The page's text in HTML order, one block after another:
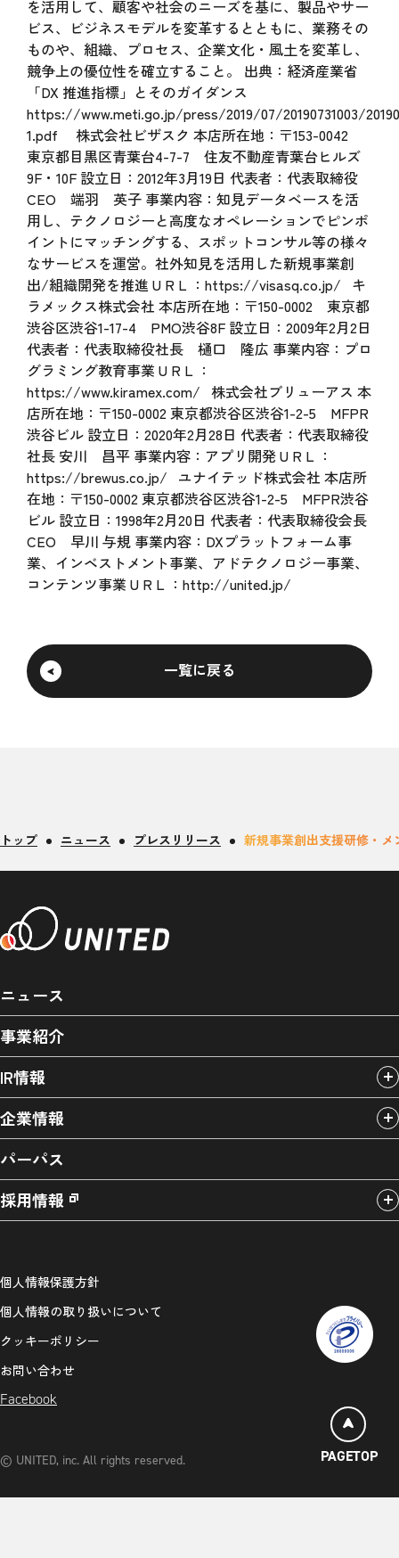
を活用して、顧客や社会のニーズを基に、製品やサー
ビス、ビジネスモデルを変革するとともに、業務その
ものや、組織、プロセス、企業文化・風土を変革し、
競争上の優位性を確立すること。 出典：経済産業省
「DX 推進指標」とそのガイダンス
https://www.meti.go.jp/press/2019/07/20190731003/
1.pdf 株式会社ビザスク 本店所在地：〒153-0042
東京都目黒区青葉台4-7-7 住友不動産青葉台ヒルズ
9F・10F 設立日：2012年3月19日 代表者：代表取締役
CEO 端羽 英子 事業内容：知見データベースを活
用し、テクノロジーと高度なオペレーションでピンポ
イントにマッチングする、スポットコンサル等の様々
なサービスを運営。社外知見を活用した新規事業創
出/組織開発を推進 U R L ：https://visasq.co.jp/ キ
ラメックス株式会社 本店所在地：〒150-0002 東京都
渋谷区渋谷1-17-4 PMO渋谷8F 設立日：2009年2月2日
代表者：代表取締役社長 樋口 隆広 事業内容：プロ
グラミング教育事業 U R L ：
https://www.kiramex.com/ 株式会社ブリューアス 本
店所在地：〒150-0002 東京都渋谷区渋谷1-2-5 MFPR
渋谷ビル 設立日：2020年2月28日 代表者：代表取締役
社長 安川 昌平 事業内容：アプリ開発 U R L ：
https://brewus.co.jp/ ユナイテッド株式会社 本店所
在地：〒150-0002 東京都渋谷区渋谷1-2-5 MFPR渋谷
ビル 設立日：1998年2月20日 代表者：代表取締役会長
CEO 早川 与規 事業内容：DXプラットフォーム事
業、インベストメント事業、アドテクノロジー事業、
コンテンツ事業 U R L ：http://united.jp/
一覧に戻る
トップ ニュース プレスリリース 新規事業創出支援研修・
PAGETOP
ニュース
事業紹介
IR情報
企業情報
パーパス
採用情報
個人情報保護方針
個人情報の取り扱いについて
クッキーポリシー
お問い合わせ
Facebook
© UNITED, inc. All rights reserved.